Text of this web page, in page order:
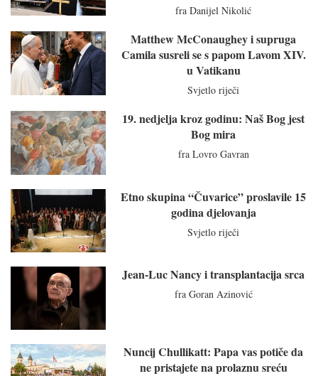
fra Danijel Nikolić
Matthew McConaughey i supruga
Camila susreli se s papom Lavom XIV.
u Vatikanu
Svjetlo riječi
19. nedjelja kroz godinu: Naš Bog jest
Bog mira
fra Lovro Gavran
Etno skupina “Čuvarice” proslavile 15
godina djelovanja
Svjetlo riječi
Jean-Luc Nancy i transplantacija srca
fra Goran Azinović
Nuncij Chullikatt: Papa vas potiče da
ne pristajete na prolaznu sreću